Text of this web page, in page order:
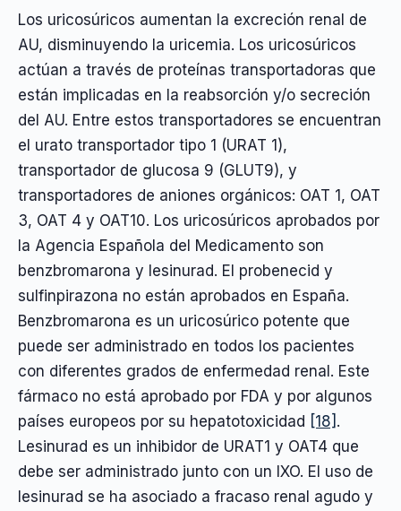
Los uricosúricos aumentan la excreción renal de
AU, disminuyendo la uricemia. Los uricosúricos
actúan a través de proteínas transportadoras que
están implicadas en la reabsorción y/o secreción
del AU. Entre estos transportadores se encuentran
el urato transportador tipo 1 (URAT 1),
transportador de glucosa 9 (GLUT9), y
transportadores de aniones orgánicos: OAT 1, OAT
3, OAT 4 y OAT10. Los uricosúricos aprobados por
la Agencia Española del Medicamento son
benzbromarona y lesinurad. El probenecid y
sulfinpirazona no están aprobados en España.
Benzbromarona es un uricosúrico potente que
puede ser administrado en todos los pacientes
con diferentes grados de enfermedad renal. Este
fármaco no está aprobado por FDA y por algunos
países europeos por su hepatotoxicidad [18] .
Lesinurad es un inhibidor de URAT1 y OAT4 que
debe ser administrado junto con un IXO. El uso de
lesinurad se ha asociado a fracaso renal agudo y